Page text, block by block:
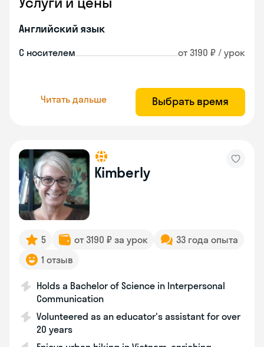
Английский язык
С носителем от 3190 ₽ / урок
Читать дальше Выбрать время
Kimberly
5 от 3190 ₽ за урок
33 года опыта
1 отзыв
Holds a Bachelor of Science in Interpersonal
Communication
Volunteered as an educator's assistant for over
20 years